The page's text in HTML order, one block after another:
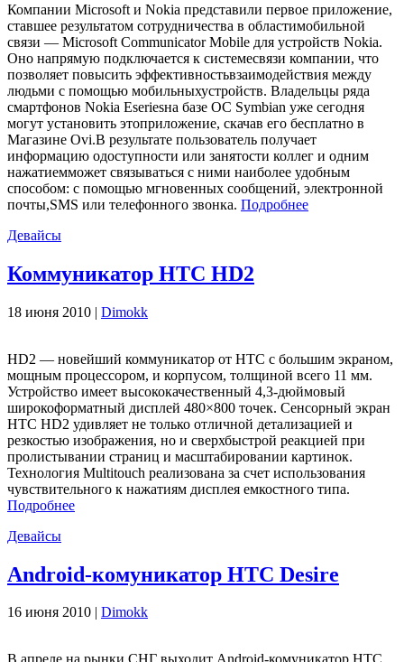
Компании Microsoft и Nokia представили первое приложение,
ставшее результатом сотрудничества в областимобильной
связи — Microsoft Communicator Mobile для устройств Nokia.
Оно напрямую подключается к системесвязи компании, что
позволяет повысить эффективностьвзаимодействия между
людьми с помощью мобильныхустройств. Владельцы ряда
смартфонов Nokia Eseriesна базе ОС Symbian уже сегодня
могут установить этоприложение, скачав его бесплатно в
Магазине Ovi.В результате пользователь получает
информацию одоступности или занятости коллег и одним
нажатиемможет связываться с ними наиболее удобным
способом: с помощью мгновенных сообщений, электронной
почты,SMS или телефонного звонка. Подробнее
Девайсы
Коммуникатор НТС HD2
18 июня 2010 | Dimokk
HD2 — новейший коммуникатор от НТС с большим экраном,
мощным процессором, и корпусом, толщиной всего 11 мм.
Устройство имеет высококачественный 4,3-дюймовый
широкоформатный дисплей 480×800 точек. Сенсорный экран
НТС HD2 удивляет не только отличной детализацией и
резкостью изображения, но и сверхбыстрой реакцией при
пролистывании страниц и масштабировании картинок.
Технология Multitouch реализована за счет использования
чувствительного к нажатиям дисплея емкостного типа.
Подробнее
Девайсы
Android-комуникатор НТС Desire
16 июня 2010 | Dimokk